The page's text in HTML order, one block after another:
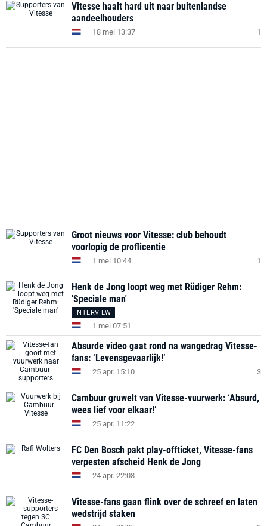
Vitesse haalt hard uit naar buitenlandse
aandeelhouders
18 mei 13:37 1
Groot nieuws voor Vitesse: club behoudt
voorlopig de proflicentie
1 mei 10:44 1
Henk de Jong loopt weg met Rüdiger Rehm:
'Speciale man'
INTERVIEW
1 mei 07:51
Absurde video gaat rond na wangedrag Vitesse-
fans: ‘Levensgevaarlijk!’
25 apr. 15:10 3
Cambuur gruwelt van Vitesse-vuurwerk: ‘Absurd,
wees lief voor elkaar!’
25 apr. 11:22
FC Den Bosch pakt play-offticket, Vitesse-fans
verpesten afscheid Henk de Jong
24 apr. 22:08
Vitesse-fans gaan flink over de schreef en laten
wedstrijd staken